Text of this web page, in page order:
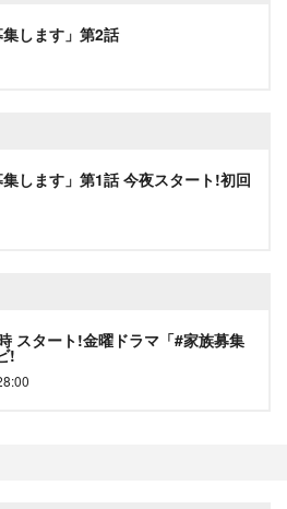
します」第2話
します」第1話 今夜スタート!初回
スタート!金曜ドラマ「#家族募集
!